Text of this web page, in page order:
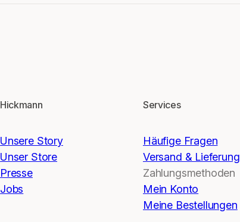
Hickmann
Unsere Story
Unser Store
Presse
Jobs
Services
Häufige Fragen
Versand & Lieferung
Zahlungsmethoden
Mein Konto
Meine Bestellungen